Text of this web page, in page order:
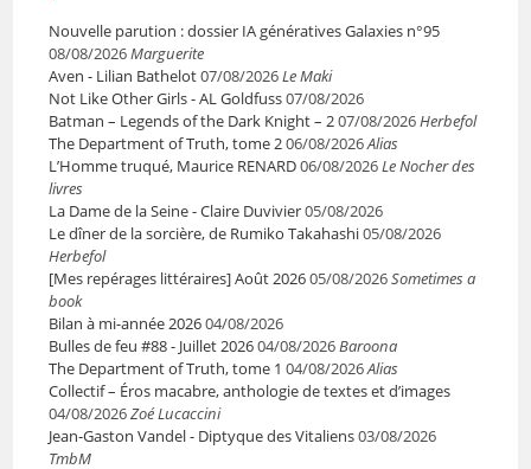
Nouvelle parution : dossier IA génératives Galaxies n°95
08/08/2026Marguerite
Aven - Lilian Bathelot07/08/2026Le Maki
Not Like Other Girls - AL Goldfuss07/08/2026
Batman – Legends of the Dark Knight – 207/08/2026Herbefol
The Department of Truth, tome 206/08/2026Alias
L’Homme truqué, Maurice RENARD06/08/2026Le Nocher des
livres
La Dame de la Seine - Claire Duvivier05/08/2026
Le dîner de la sorcière, de Rumiko Takahashi05/08/2026
Herbefol
[Mes repérages littéraires] Août 202605/08/2026Sometimes a
book
Bilan à mi-année 202604/08/2026
Bulles de feu #88 - Juillet 202604/08/2026Baroona
The Department of Truth, tome 1 04/08/2026Alias
Collectif – Éros macabre, anthologie de textes et d’images
04/08/2026Zoé Lucaccini
Jean-Gaston Vandel - Diptyque des Vitaliens03/08/2026
TmbM